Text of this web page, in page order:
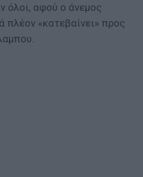
όλοι, αφού ο άνεμος
«κατεβαίνει» προς